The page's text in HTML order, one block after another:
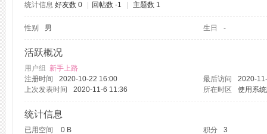
统计信息 好友数 0 回帖数 -1 主题数 1
性别 男 生日 -
活跃概况
用户组 新手上路
注册时间
2020-10-22 16:00 最后访问
2020-
上次发表时间
2020-11-6 11:36 所在时区 使用系
统计信息
已用空间 0 B 积分
3